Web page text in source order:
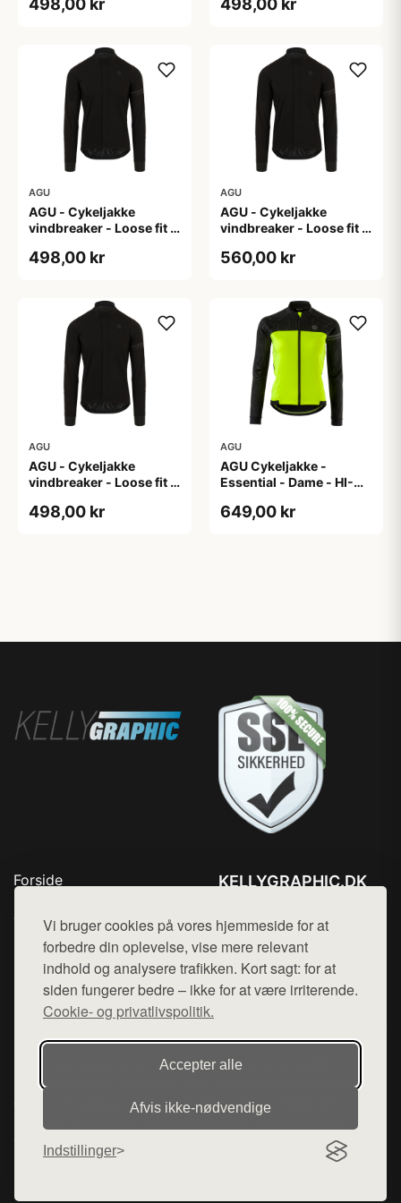
Vi bruger cookies på vores hjemmeside for at
forbedre din oplevelse, vise mere relevant
indhold og analysere trafikken. Kort sagt: for at
siden fungerer bedre – ikke for at være irriterende.
Cookie- og privatlivspolitik.
Accepter alle
Afvis ikke‑nødvendige
Indstillinger
AGU
AGU - Cykeljakke
vindbreaker - Loose fit -
498,00 kr
AGU
AGU - Cykeljakke
vindbreaker - Loose fit -
560,00 kr
AGU
AGU - Cykeljakke
vindbreaker - Loose fit -
498,00 kr
AGU
AGU Cykeljakke -
Essential - Dame - HI-
649,00 kr
Forside
Top Rabatter
Blog
Kontakt
KELLYGRAPHIC.DK
Mail: hej@want.dk
Cookie- og privatlivspolitik
Denne side er en del af want.dk, der udgiver en række
hjemmesider med præsentation af forskellige produkter fra
diverse webshops. Der sælges ikke varer fra denne side - vi
varerne på lager.